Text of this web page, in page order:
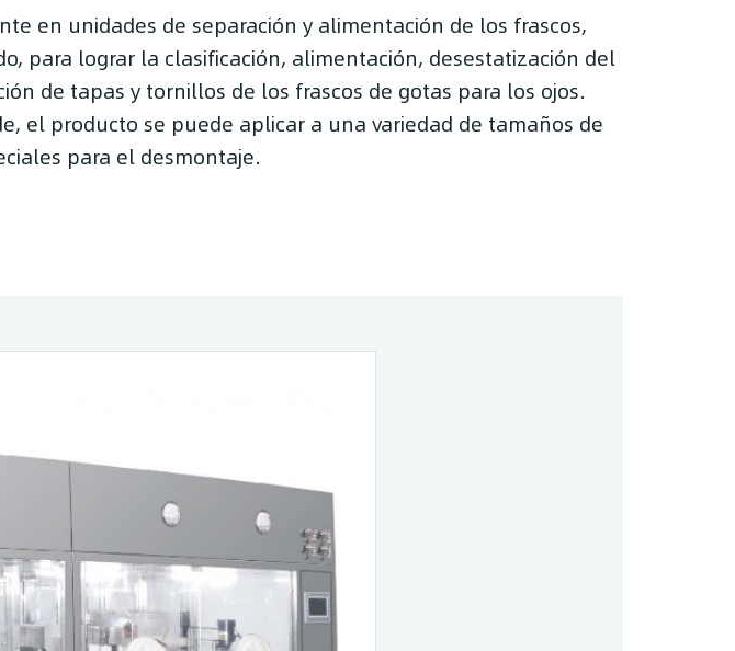
en unidades de separación y alimentación de los frascos,
para lograr la clasificación, alimentación, desestatización del
de tapas y tornillos de los frascos de gotas para los ojos.
el producto se puede aplicar a una variedad de tamaños de
para el desmontaje.